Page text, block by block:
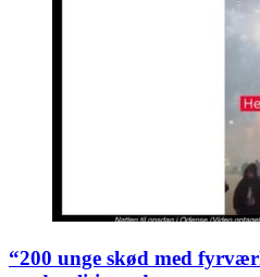
“200 unge skød med